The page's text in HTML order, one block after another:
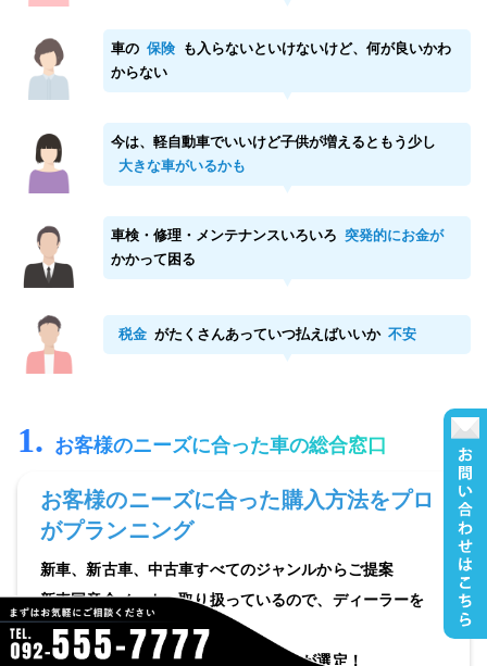
車の 保険
も入らないといけないけど、何が良いかわ
からない
今は、軽自動車でいいけど子供が増えるともう少し
大きな車がいるかも
車検・修理・メンテナンスいろいろ
突発的にお金が
かかって困る
税金 がたくさんあっていつ払えばいいか 不安
1. お客様のニーズに合った車の総合窓口
お客様のニーズに合った購入方法をプロ
がプランニング
新車、新古車、中古車すべてのジャンルからご提案
新車国産全メーカー取り扱っているので、ディーラーを
回る必要はありません！
一番お客様に合った購入方法を、プロが選定！